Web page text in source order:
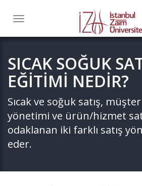
Toggle
SICAK SOĞUK
EĞİTİMİ NEDİR?
Sıcak ve soğuk satış,
yönetimi ve ürün/hizmet
odaklanan iki farklı satış
eder.